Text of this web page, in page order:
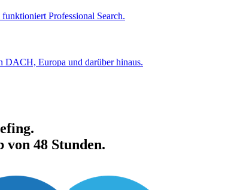
Professional Search.
DACH, Europa und darüber hinaus.
48 Stunden.